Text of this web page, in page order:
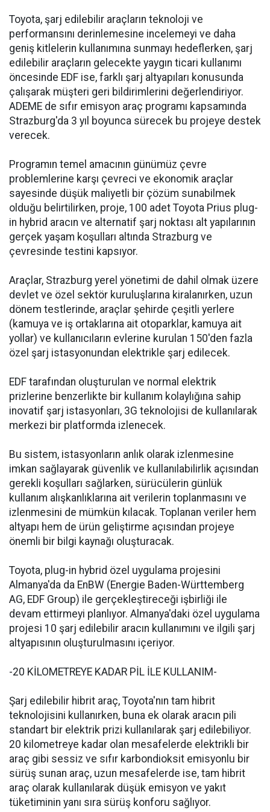
Toyota, şarj edilebilir araçların teknoloji ve
performansını derinlemesine incelemeyi ve daha
geniş kitlelerin kullanımına sunmayı hedeflerken, şarj
edilebilir araçların gelecekte yaygın ticari kullanımı
öncesinde EDF ise, farklı şarj altyapıları konusunda
çalışarak müşteri geri bildirimlerini değerlendiriyor.
ADEME de sıfır emisyon araç programı kapsamında
Strazburg'da 3 yıl boyunca sürecek bu projeye destek
verecek.
Programın temel amacının günümüz çevre
problemlerine karşı çevreci ve ekonomik araçlar
sayesinde düşük maliyetli bir çözüm sunabilmek
olduğu belirtilirken, proje, 100 adet Toyota Prius plug-
in hybrid aracın ve alternatif şarj noktası alt yapılarının
gerçek yaşam koşulları altında Strazburg ve
çevresinde testini kapsıyor.
Araçlar, Strazburg yerel yönetimi de dahil olmak üzere
devlet ve özel sektör kuruluşlarına kiralanırken, uzun
dönem testlerinde, araçlar şehirde çeşitli yerlere
(kamuya ve iş ortaklarına ait otoparklar, kamuya ait
yollar) ve kullanıcıların evlerine kurulan 150'den fazla
özel şarj istasyonundan elektrikle şarj edilecek.
EDF tarafından oluşturulan ve normal elektrik
prizlerine benzerlikte bir kullanım kolaylığına sahip
inovatif şarj istasyonları, 3G teknolojisi de kullanılarak
merkezi bir platformda izlenecek.
Bu sistem, istasyonların anlık olarak izlenmesine
imkan sağlayarak güvenlik ve kullanılabilirlik açısından
gerekli koşulları sağlarken, sürücülerin günlük
kullanım alışkanlıklarına ait verilerin toplanmasını ve
izlenmesini de mümkün kılacak. Toplanan veriler hem
altyapı hem de ürün geliştirme açısından projeye
önemli bir bilgi kaynağı oluşturacak.
Toyota, plug-in hybrid özel uygulama projesini
Almanya'da da EnBW (Energie Baden-Württemberg
AG, EDF Group) ile gerçekleştireceği işbirliği ile
devam ettirmeyi planlıyor. Almanya'daki özel uygulama
projesi 10 şarj edilebilir aracın kullanımını ve ilgili şarj
altyapısının oluşturulmasını içeriyor.
-20 KİLOMETREYE KADAR PİL İLE KULLANIM-
Şarj edilebilir hibrit araç, Toyota'nın tam hibrit
teknolojisini kullanırken, buna ek olarak aracın pili
standart bir elektrik prizi kullanılarak şarj edilebiliyor.
20 kilometreye kadar olan mesafelerde elektrikli bir
araç gibi sessiz ve sıfır karbondioksit emisyonlu bir
sürüş sunan araç, uzun mesafelerde ise, tam hibrit
araç olarak kullanılarak düşük emisyon ve yakıt
tüketiminin yanı sıra sürüş konforu sağlıyor.